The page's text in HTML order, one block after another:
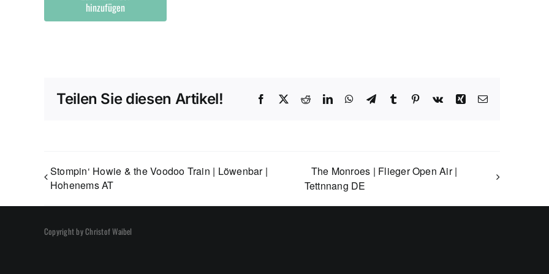
hinzufügen
Teilen Sie diesen Artikel! Facebook
X RedditLinkedInWhatsApp
TelegramTumblr Pinterest
Vk Xing E-
Stompin‘ Howie & the Voodoo Train | Löwenbar |
Hohenems AT
The Monroes | Flieger Open Air |
Tettnnang DE
Copyright by Christof Waibel